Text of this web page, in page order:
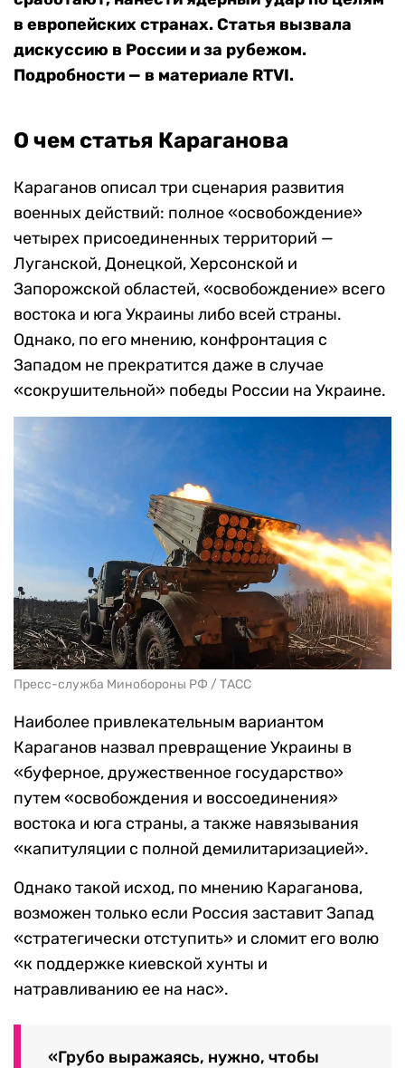
в европейских странах. Статья вызвала
дискуссию в России и за рубежом.
Подробности — в материале RTVI.
О чем статья Караганова
Караганов описал три сценария развития
военных действий: полное «освобождение»
четырех присоединенных территорий —
Луганской, Донецкой, Херсонской и
Запорожской областей, «освобождение» всего
востока и юга Украины либо всей страны.
Однако, по его мнению, конфронтация с
Западом не прекратится даже в случае
«сокрушительной» победы России на Украине.
Пресс-служба Минобороны РФ / ТАСС
Наиболее привлекательным вариантом
Караганов назвал превращение Украины в
«буферное, дружественное государство»
путем «освобождения и воссоединения»
востока и юга страны, а также навязывания
«капитуляции с полной демилитаризацией».
Однако такой исход, по мнению Караганова,
возможен только если Россия заставит Запад
«стратегически отступить» и сломит его волю
«к поддержке киевской хунты и
натравливанию ее на нас».
«Грубо выражаясь, нужно, чтобы